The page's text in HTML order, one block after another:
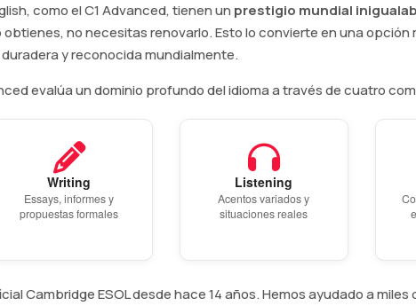
como el C1 Advanced, tienen un prestigio mundial
no necesitas renovarlo. Esto lo convierte en una
y reconocida mundialmente.
evalúa un dominio profundo del idioma a través de cuatro
Writing
Essays, informes y
propuestas formales
Listening
Acentos variados y
situaciones reales
Cambridge ESOL desde hace 14 años. Hemos ayudado a miles